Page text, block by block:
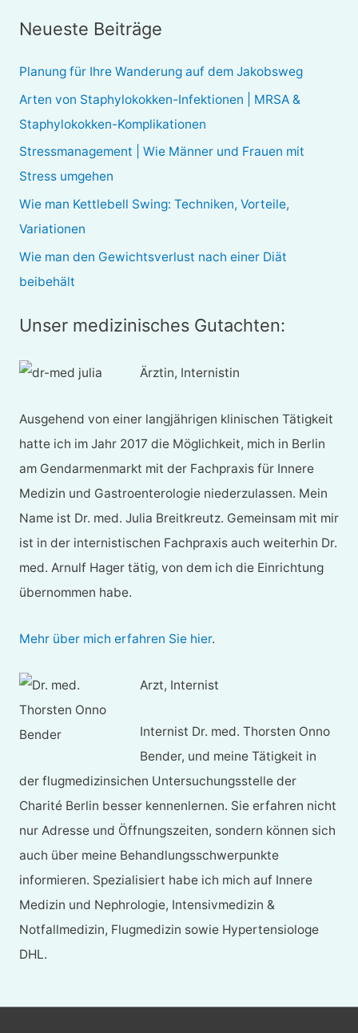
e
Neueste Beiträge
Planung für Ihre Wanderung auf dem Jakobsweg
Arten von Staphylokokken-Infektionen | MRSA &
Staphylokokken-Komplikationen
Stressmanagement | Wie Männer und Frauen mit
Stress umgehen
Wie man Kettlebell Swing: Techniken, Vorteile,
Variationen
Wie man den Gewichtsverlust nach einer Diät
beibehält
Unser medizinisches Gutachten:
Ärztin, Internistin
Ausgehend von einer langjährigen klinischen Tätigkeit
hatte ich im Jahr 2017 die Möglichkeit, mich in Berlin
am Gendarmenmarkt mit der Fachpraxis für Innere
Medizin und Gastroenterologie niederzulassen. Mein
Name ist Dr. med. Julia Breitkreutz. Gemeinsam mit mir
ist in der internistischen Fachpraxis auch weiterhin Dr.
med. Arnulf Hager tätig, von dem ich die Einrichtung
übernommen habe.
Mehr über mich erfahren Sie hier.
Arzt, Internist
Internist Dr. med. Thorsten Onno
Bender, und meine Tätigkeit in
der flugmedizinsichen Untersuchungsstelle der
Charité Berlin besser kennenlernen. Sie erfahren nicht
nur Adresse und Öffnungszeiten, sondern können sich
auch über meine Behandlungsschwerpunkte
informieren. Spezialisiert habe ich mich auf Innere
Medizin und Nephrologie, Intensivmedizin &
Notfallmedizin, Flugmedizin sowie Hypertensiologe
DHL.